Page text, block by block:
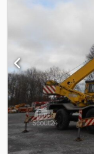
H): 5500 x 2265 x
Acezb Tt Eozef Front
ABS, radio,
050 crane with
due to weight
mm towing jaw, 2 x
connections front and
gear), dashboard
images. Further data
description does
errors. No guarantee